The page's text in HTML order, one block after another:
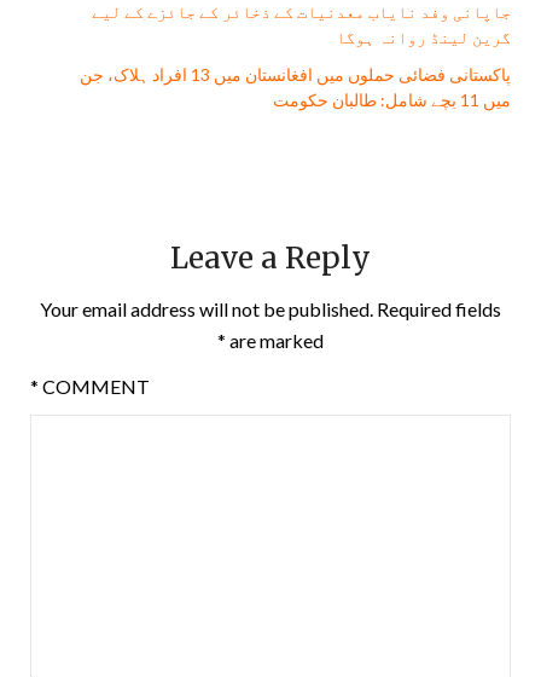
جاپانی وفد نایاب معدنیات کے ذخائر کے جائزے کے لیے
گرین لینڈ روانہ ہوگا
پاکستانی فضائی حملوں میں افغانستان میں 13 افراد ہلاک، جن
میں 11 بچے شامل: طالبان حکومت
Leave a Reply
Your email address will not be published. Required fields
are marked
*
COMMENT
*